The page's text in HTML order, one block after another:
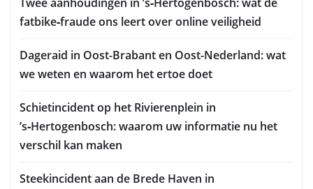
fatbike‑fraude ons leert over online veiligheid
Dageraid in Oost-Brabant en Oost-Nederland: wat
we weten en waarom het ertoe doet
Schietincident op het Rivierenplein in
’s‑Hertogenbosch: waarom uw informatie nu het
verschil kan maken
Steekincident aan de Brede Haven in